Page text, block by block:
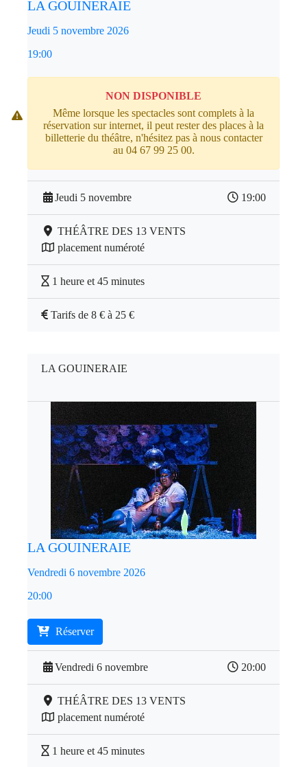
LA GOUINERAIE
Jeudi 5 novembre 2026
19:00
NON DISPONIBLE
Même lorsque les spectacles sont complets à la
réservation sur internet, il peut rester des places à la
billetterie du théâtre, n'hésitez pas à nous contacter
au 04 67 99 25 00.
Jeudi 5 novembre 19:00
THÉÂTRE DES 13 VENTS
placement numéroté
1 heure et 45 minutes
Tarifs de 8 € à 25 €
LA GOUINERAIE
LA GOUINERAIE
Vendredi 6 novembre 2026
20:00
Réserver
Vendredi 6 novembre 20:00
THÉÂTRE DES 13 VENTS
placement numéroté
1 heure et 45 minutes